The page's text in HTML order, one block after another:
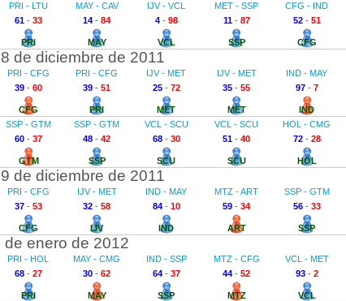
PRI - LTU
61- 33
PRI
MAY - CAV
14 - 84
MAY
IJV - VCL
4- 98
VCL
MET - SSP
11- 87
SSP
CFG - IND
52- 51
CFG
de diciembre de 2011
PRI - CFG
39- 60
CFG
PRI - CFG
39 - 51
PRI
IJV - MET
25- 72
MET
IJV - MET
35 - 55
MET
IND - MAY
97- 7
IND
SSP - GTM
60- 37
GTM
SSP - GTM
48 - 42
SSP
VCL - SCU
68- 30
SCU
VCL - SCU
51 - 40
SCU
HOL - CMG
72- 28
HOL
de diciembre de 2011
PRI - CFG
37- 53
CFG
IJV - MET
32 - 58
IJV
IND - MAY
84- 10
IND
MTZ - ART
59 - 34
ART
SSP - GTM
56- 33
SSP
de enero de 2012
PRI - HOL
68- 27
PRI
MAY - CMG
30 - 62
MAY
IND - SSP
64- 37
SSP
MTZ - CFG
44 - 52
MTZ
VCL - MET
93- 2
VCL